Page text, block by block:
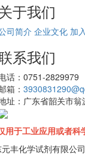
关于我们
司简介 企业文化 加
系我们
话： 0751-2829979
箱：
址： 广东省韶关市
用于工业应用或者科
元丰化学试剂有限